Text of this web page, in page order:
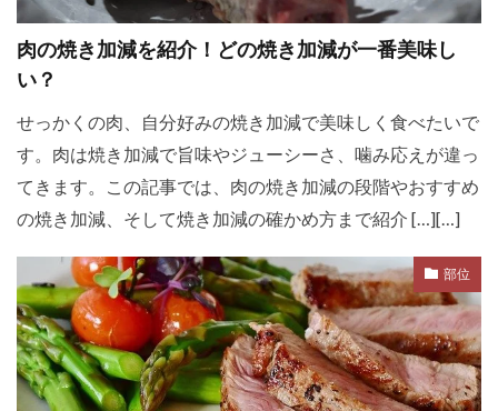
肉の焼き加減を紹介！どの焼き加減が一番美味し
い？
せっかくの肉、自分好みの焼き加減で美味しく食べたいで
す。肉は焼き加減で旨味やジューシーさ、噛み応えが違っ
てきます。この記事では、肉の焼き加減の段階やおすすめ
の焼き加減、そして焼き加減の確かめ方まで紹介 […][…]
部位